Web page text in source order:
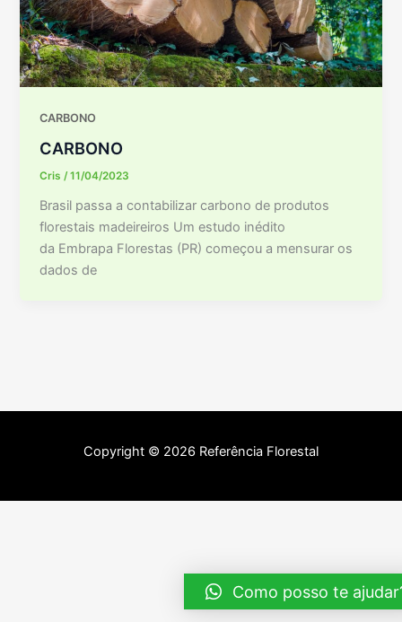
CARBONO
CARBONO
Cris/11/04/2023
Brasil passa a contabilizar carbono de produtos
florestais madeireiros Um estudo inédito
da Embrapa Florestas (PR) começou a mensurar os
dados de
Copyright © 2026 Referência Florestal
Como posso te